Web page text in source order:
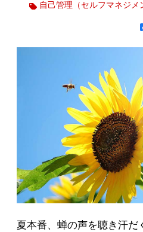
自己管理（セルフマネジメ
夏本番、蝉の声を聴き汗だ